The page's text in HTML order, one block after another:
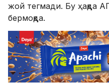
жой тегмади. Бу ҳақда
бермоқда.